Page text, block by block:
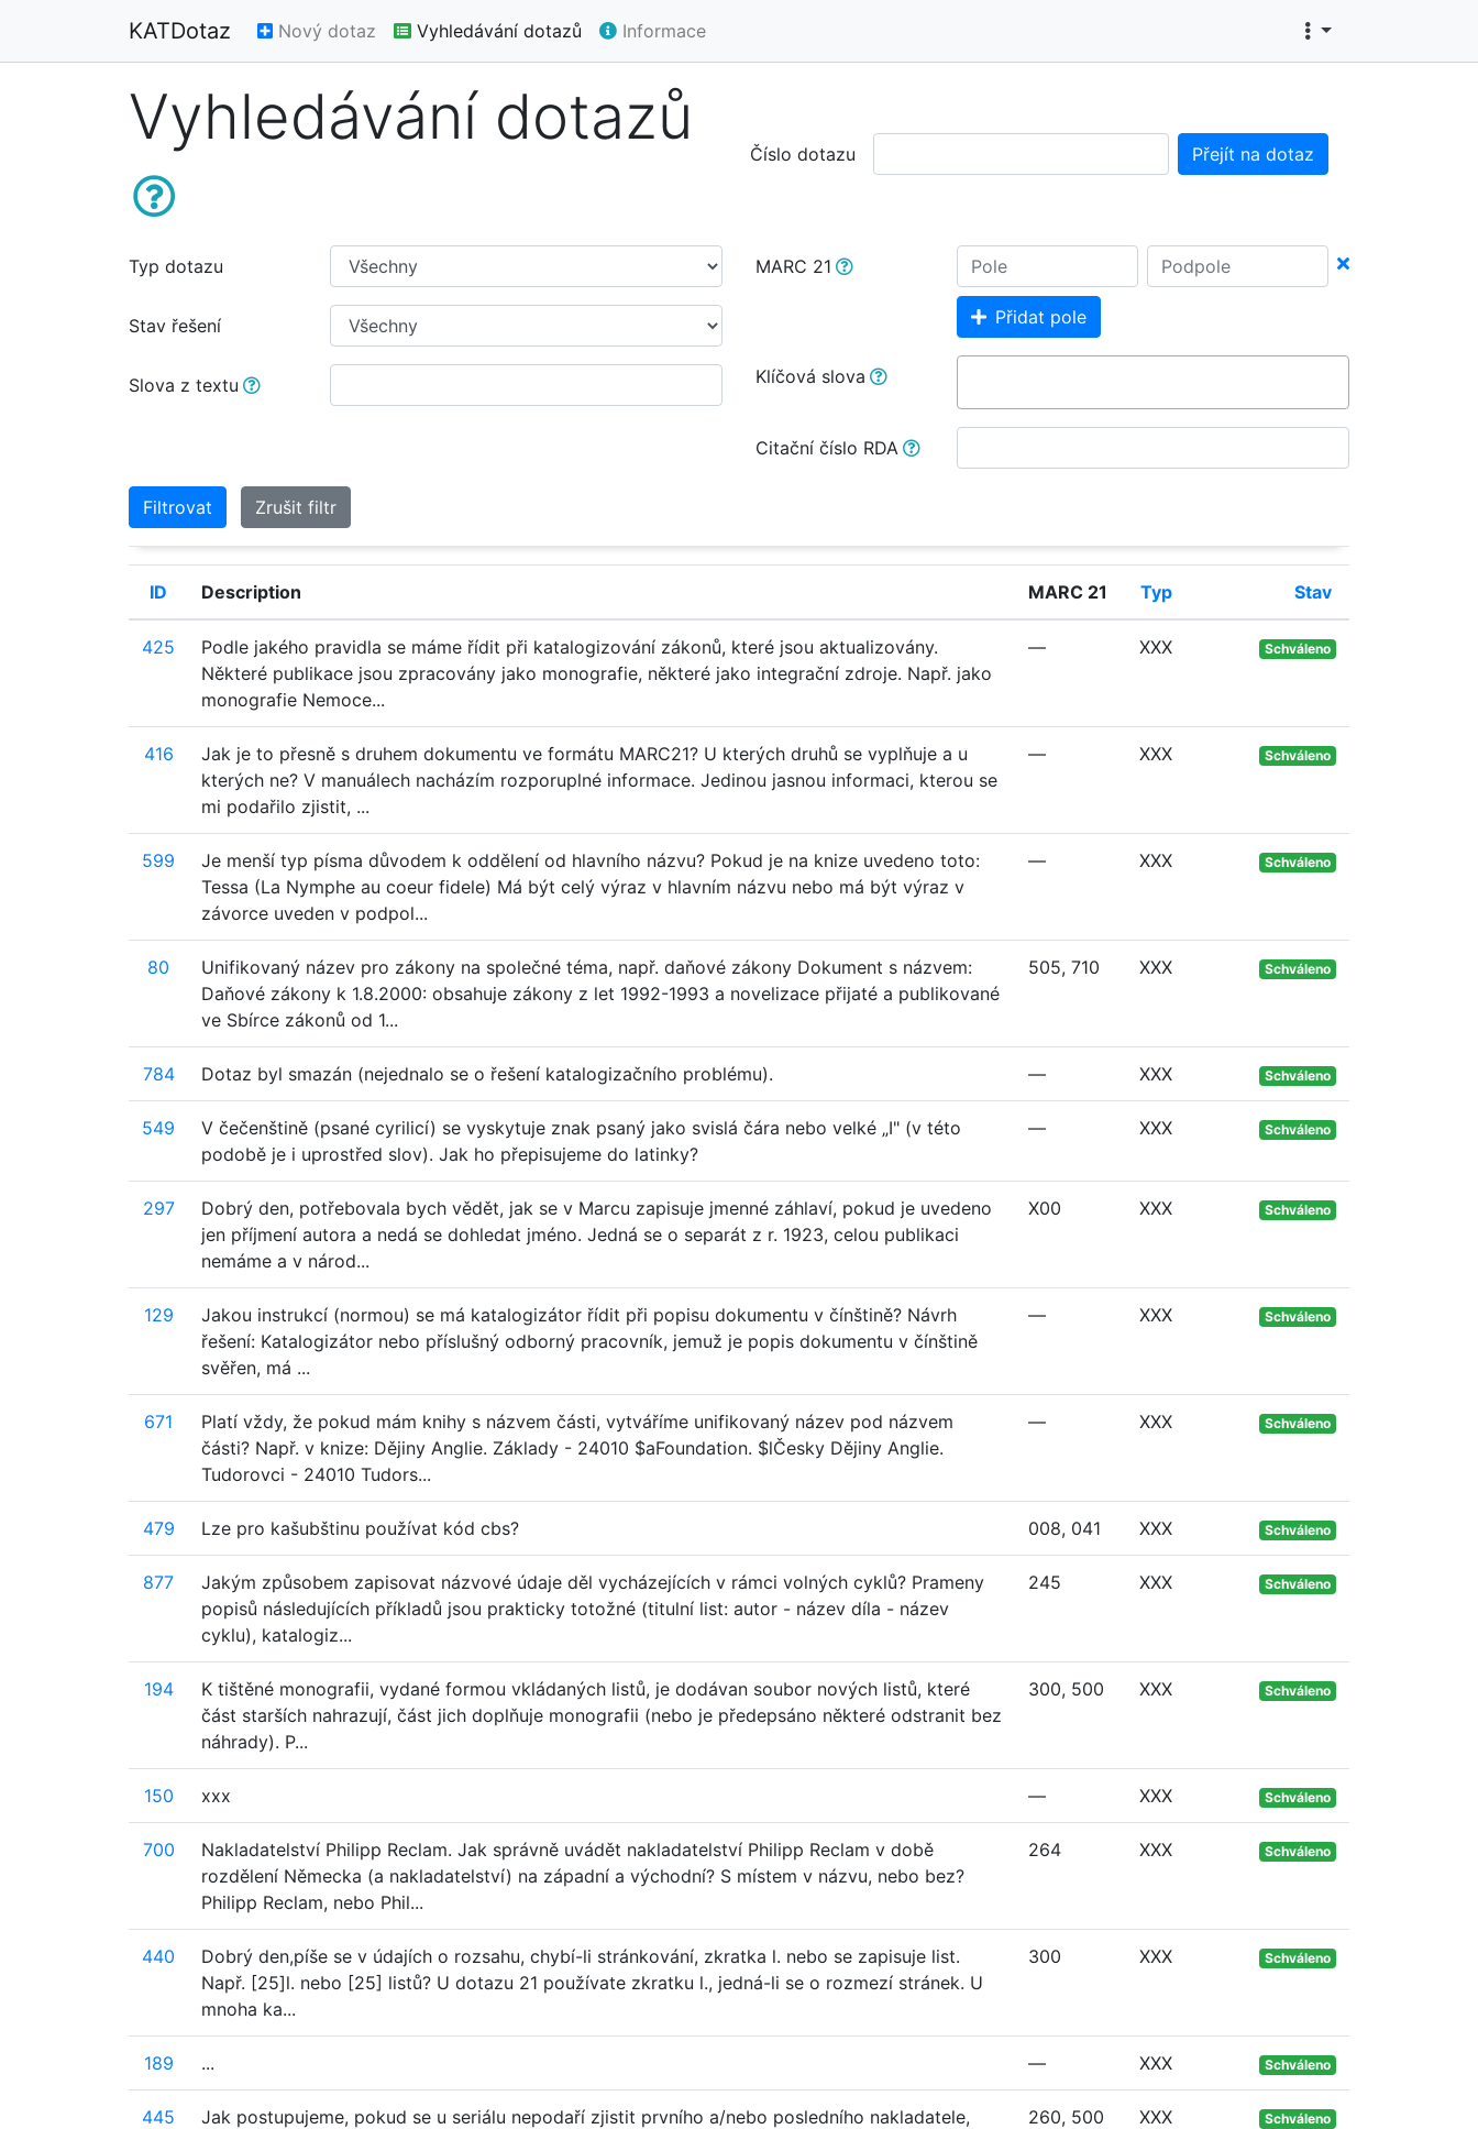
KATDotaz Nový dotaz Vyhledávání dotazů Informace
Vyhledávání dotazů Číslo dotazu Přejít na dotaz
Typ dotazu
Stav řešení
Slova z textu
MARC 21
Přidat pole
Klíčová slova
Citační číslo RDA
Filtrovat Zrušit filtr
ID Description MARC 21 Typ Stav
425
Podle jakého pravidla se máme řídit při katalogizování zákonů, které jsou aktualizovány.
Některé publikace jsou zpracovány jako monografie, některé jako integrační zdroje. Např. jako
monografie Nemoce...
— XXX Schváleno
416
Jak je to přesně s druhem dokumentu ve formátu MARC21? U kterých druhů se vyplňuje a u
kterých ne? V manuálech nacházím rozporuplné informace. Jedinou jasnou informaci, kterou se
mi podařilo zjistit, ...
— XXX Schváleno
599
Je menší typ písma důvodem k oddělení od hlavního názvu? Pokud je na knize uvedeno toto:
Tessa (La Nymphe au coeur fidele) Má být celý výraz v hlavním názvu nebo má být výraz v
závorce uveden v podpol...
— XXX Schváleno
80
Unifikovaný název pro zákony na společné téma, např. daňové zákony Dokument s názvem:
Daňové zákony k 1.8.2000: obsahuje zákony z let 1992-1993 a novelizace přijaté a publikované
ve Sbírce zákonů od 1...
505, 710 XXX Schváleno
784 Dotaz byl smazán (nejednalo se o řešení katalogizačního problému). — XXX Schváleno
549
V čečenštině (psané cyrilicí) se vyskytuje znak psaný jako svislá čára nebo velké „I" (v této
podobě je i uprostřed slov). Jak ho přepisujeme do latinky?
— XXX Schváleno
297
Dobrý den, potřebovala bych vědět, jak se v Marcu zapisuje jmenné záhlaví, pokud je uvedeno
jen příjmení autora a nedá se dohledat jméno. Jedná se o separát z r. 1923, celou publikaci
nemáme a v národ...
X00 XXX Schváleno
129
Jakou instrukcí (normou) se má katalogizátor řídit při popisu dokumentu v čínštině? Návrh
řešení: Katalogizátor nebo příslušný odborný pracovník, jemuž je popis dokumentu v čínštině
svěřen, má ...
— XXX Schváleno
671
Platí vždy, že pokud mám knihy s názvem části, vytváříme unifikovaný název pod názvem
části? Např. v knize: Dějiny Anglie. Základy - 24010 $aFoundation. $lČesky Dějiny Anglie.
Tudorovci - 24010 Tudors...
— XXX Schváleno
479 Lze pro kašubštinu používat kód cbs? 008, 041 XXX Schváleno
877
Jakým způsobem zapisovat názvové údaje děl vycházejících v rámci volných cyklů? Prameny
popisů následujících příkladů jsou prakticky totožné (titulní list: autor - název díla - název
cyklu), katalogiz...
245 XXX Schváleno
194
K tištěné monografii, vydané formou vkládaných listů, je dodávan soubor nových listů, které
část starších nahrazují, část jich doplňuje monografii (nebo je předepsáno některé odstranit bez
náhrady). P...
300, 500 XXX Schváleno
150 xxx — XXX Schváleno
700
Nakladatelství Philipp Reclam. Jak správně uvádět nakladatelství Philipp Reclam v době
rozdělení Německa (a nakladatelství) na západní a východní? S místem v názvu, nebo bez?
Philipp Reclam, nebo Phil...
264 XXX Schváleno
440
Dobrý den,píše se v údajích o rozsahu, chybí-li stránkování, zkratka l. nebo se zapisuje list.
Např. [25]l. nebo [25] listů? U dotazu 21 používate zkratku l., jedná-li se o rozmezí stránek. U
mnoha ka...
300 XXX Schváleno
189 ... — XXX Schváleno
445
Jak postupujeme, pokud se u seriálu nepodaří zjistit prvního a/nebo posledního nakladatele,
260, 500 XXX Schváleno